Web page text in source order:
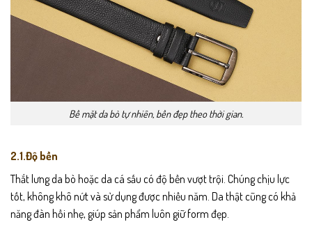
Bề mặt da bò tự nhiên, bền đẹp theo thời gian.
2.1.Độ bền
Thắt lưng da bò hoặc da cá sấu có độ bền vượt trội. Chúng chịu lực
tốt, không khô nứt và sử dụng được nhiều năm. Da thật cũng có khả
năng đàn hồi nhẹ, giúp sản phẩm luôn giữ form đẹp.